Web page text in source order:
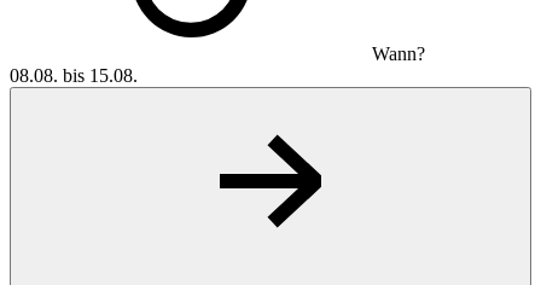
Wann?
08.08. bis 15.08.